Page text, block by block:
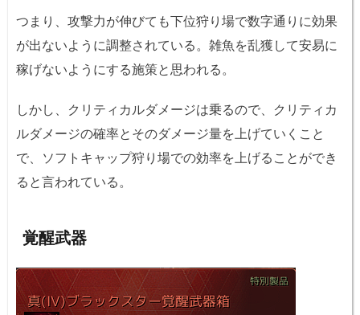
つまり、攻撃力が伸びても下位狩り場で数字通りに効果
が出ないように調整されている。雑魚を乱獲して安易に
稼げないようにする施策と思われる。
しかし、クリティカルダメージは乗るので、クリティカ
ルダメージの確率とそのダメージ量を上げていくこと
で、ソフトキャップ狩り場での効率を上げることができ
ると言われている。
覚醒武器